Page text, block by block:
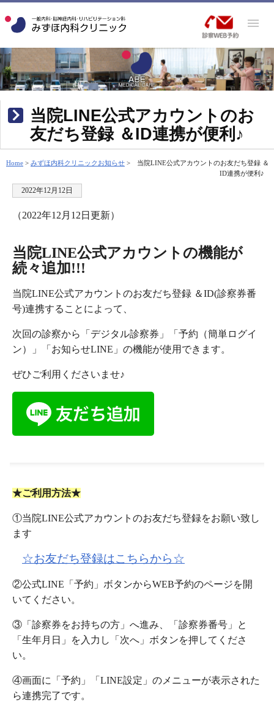
当院LINE公式アカウントのお
友だち登録 ＆ID連携が便利♪
Home > みずほ内科クリニックお知らせ >
当院LINE公式アカウントのお友だち登録 ＆
ID連携が便利♪
2022年12月12日
（2022年12月12日更新）
当院LINE公式アカウントの機能が
続々追加!!!
当院LINE公式アカウントのお友だち登録 ＆ID(診察券番
号)連携することによって、
次回の診察から「デジタル診察券」「予約（簡単ログイ
ン）」「お知らせLINE」の機能が使用できます。
ぜひご利用くださいませ♪
★ご利用方法★
①当院LINE公式アカウントのお友だち登録をお願い致し
ます
☆お友だち登録はこちらから☆
②公式LINE「予約」ボタンからWEB予約のページを開
いてください。
③「診察券をお持ちの方」へ進み、「診察券番号」と
「生年月日」を入力し「次へ」ボタンを押してくださ
い。
④画面に「予約」「LINE設定」のメニューが表示された
ら連携完了です。